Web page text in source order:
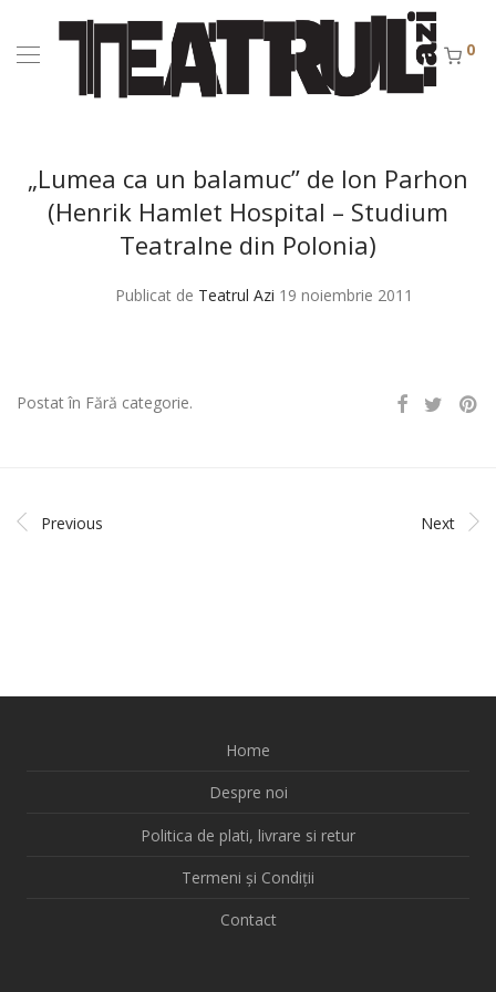
0
„Lumea ca un balamuc” de Ion Parhon
(Henrik Hamlet Hospital – Studium
Teatralne din Polonia)
Publicat de Teatrul Azi 19 noiembrie 2011
Postat în Fără categorie.
Previous Next
Home
Despre noi
Politica de plati, livrare si retur
Termeni și Condiții
Contact